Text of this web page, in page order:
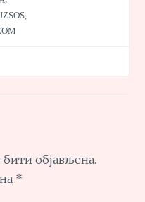
објављена.
*